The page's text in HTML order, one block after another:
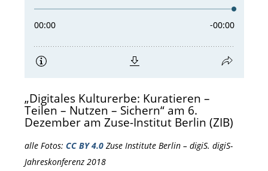
„Digitales Kulturerbe: Kuratieren –
Teilen – Nutzen – Sichern“ am 6.
Dezember am Zuse-Institut Berlin (ZIB)
alle Fotos: CC BY 4.0Zuse Institute Berlin – digiS. digiS-
Jahreskonferenz 2018